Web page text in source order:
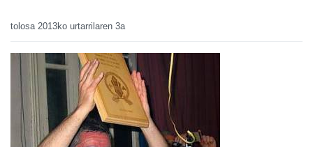
tolosa 2013ko urtarrilaren 3a